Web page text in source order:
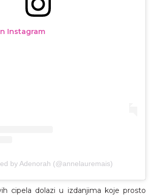
Instagram
by Adenorah (@annelauremais)
cipela dolazi u izdanjima koje prosto